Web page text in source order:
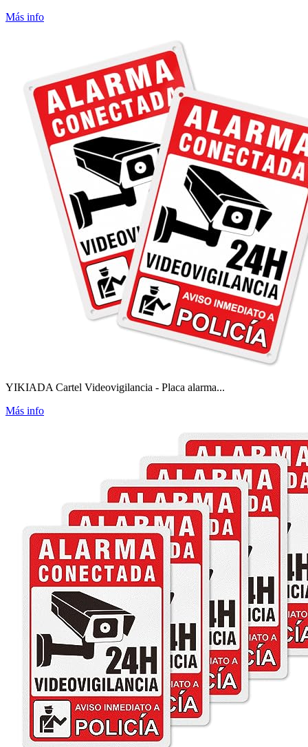
Más info
YIKIADA Cartel Videovigilancia - Placa alarma...
Más info